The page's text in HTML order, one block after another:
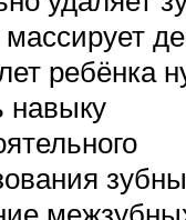
ребёнка
навыку